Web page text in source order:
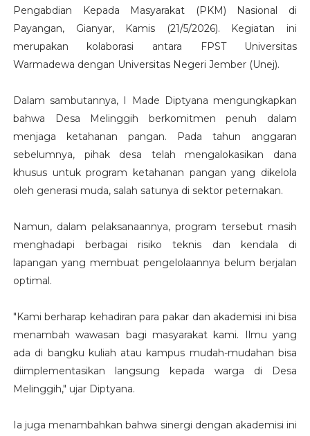
Pengabdian Kepada Masyarakat (PKM) Nasional di
Payangan, Gianyar, Kamis (21/5/2026). Kegiatan ini
merupakan kolaborasi antara FPST Universitas
Warmadewa dengan Universitas Negeri Jember (Unej).
Dalam sambutannya, I Made Diptyana mengungkapkan
bahwa Desa Melinggih berkomitmen penuh dalam
menjaga ketahanan pangan. Pada tahun anggaran
sebelumnya, pihak desa telah mengalokasikan dana
khusus untuk program ketahanan pangan yang dikelola
oleh generasi muda, salah satunya di sektor peternakan.
Namun, dalam pelaksanaannya, program tersebut masih
menghadapi berbagai risiko teknis dan kendala di
lapangan yang membuat pengelolaannya belum berjalan
optimal.
"Kami berharap kehadiran para pakar dan akademisi ini bisa
menambah wawasan bagi masyarakat kami. Ilmu yang
ada di bangku kuliah atau kampus mudah-mudahan bisa
diimplementasikan langsung kepada warga di Desa
Melinggih," ujar Diptyana.
Ia juga menambahkan bahwa sinergi dengan akademisi ini